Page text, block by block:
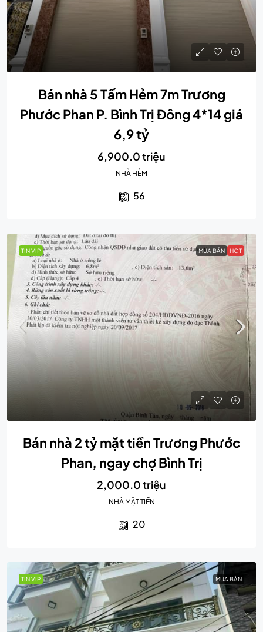
Bán nhà 5 Tấm Hẻm 7m Trương
Phước Phan P. Bình Trị Đông 4*14 giá
6,9 tỷ
6,900.0 triệu
NHÀ HẺM
56
TIN VIP MUA BÁN HOT
Bán nhà 2 tỷ mặt tiền Trương Phước
Phan, ngay chợ Bình Trị
2,000.0 triệu
NHÀ MẶT TIỀN
20
TIN VIP MUA BÁN